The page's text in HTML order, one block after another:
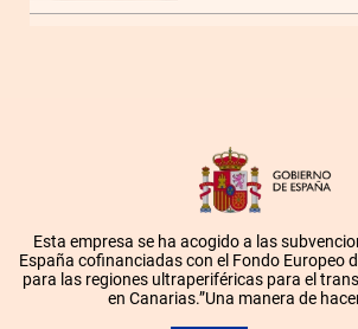
Esta empresa se ha acogido a las
España cofinanciadas con el Fondo Europeo
para las regiones ultraperiféricas para el
en Canarias.”Una manera de